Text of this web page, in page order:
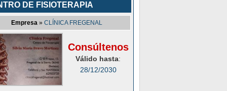
DE FISIOTERAPIA
Empresa » CLÍNICA FREGENAL
Consúltenos
Válido hasta:
28/12/2030